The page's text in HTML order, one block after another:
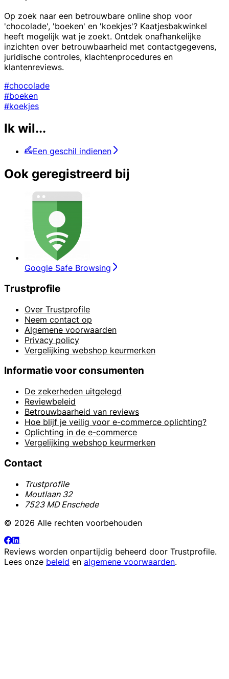
Op zoek naar een betrouwbare online shop voor
'chocolade', 'boeken' en 'koekjes'? Kaatjesbakwinkel
heeft mogelijk wat je zoekt. Ontdek onafhankelijke
inzichten over betrouwbaarheid met contactgegevens,
juridische controles, klachtenprocedures en
klantenreviews.
#chocolade
#boeken
#koekjes
Ik wil...
Een geschil indienen
Ook geregistreerd bij
Google Safe Browsing
Trustprofile
Over Trustprofile
Neem contact op
Algemene voorwaarden
Privacy policy
Vergelijking webshop keurmerken
Informatie voor consumenten
De zekerheden uitgelegd
Reviewbeleid
Betrouwbaarheid van reviews
Hoe blijf je veilig voor e-commerce oplichting?
Oplichting in de e-commerce
Vergelijking webshop keurmerken
Contact
Trustprofile
Moutlaan 32
7523 MD Enschede
© 2026 Alle rechten voorbehouden
Reviews worden onpartijdig beheerd door Trustprofile.
Lees onze beleid en algemene voorwaarden.